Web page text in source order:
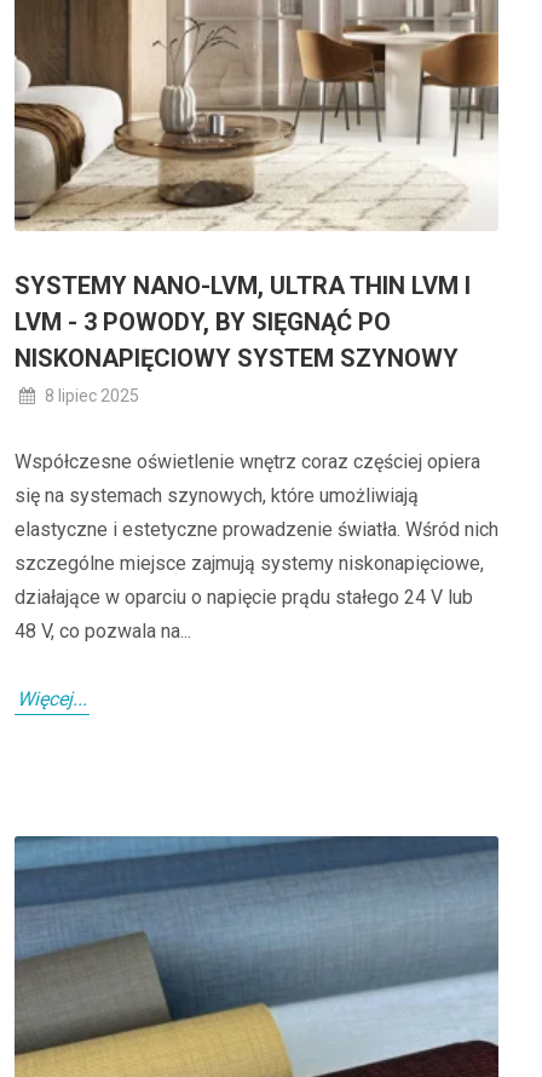
SYSTEMY NANO-LVM, ULTRA THIN LVM I
LVM - 3 POWODY, BY SIĘGNĄĆ PO
NISKONAPIĘCIOWY SYSTEM SZYNOWY
8 lipiec 2025
Współczesne oświetlenie wnętrz coraz częściej opiera
się na systemach szynowych, które umożliwiają
elastyczne i estetyczne prowadzenie światła. Wśród nich
szczególne miejsce zajmują systemy niskonapięciowe,
działające w oparciu o napięcie prądu stałego 24 V lub
48 V, co pozwala na...
Więcej...